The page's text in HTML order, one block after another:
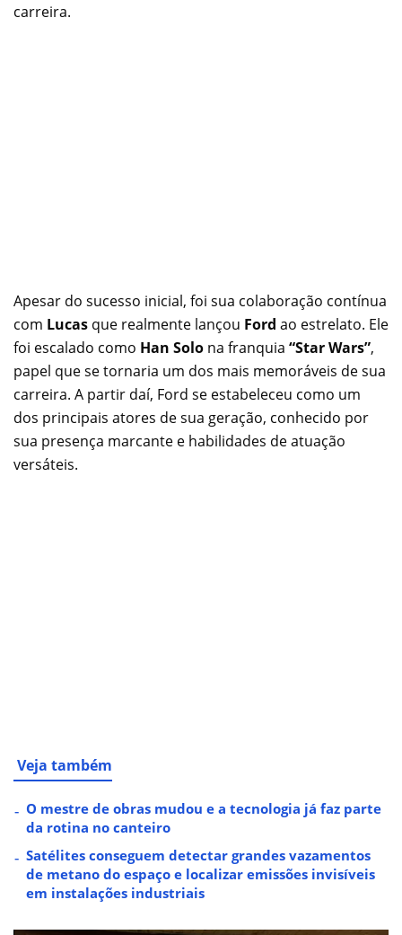
carreira.
Apesar do sucesso inicial, foi sua colaboração contínua
com Lucas que realmente lançou Ford ao estrelato. Ele
foi escalado como Han Solo na franquia “Star Wars”,
papel que se tornaria um dos mais memoráveis de sua
carreira. A partir daí, Ford se estabeleceu como um
dos principais atores de sua geração, conhecido por
sua presença marcante e habilidades de atuação
versáteis.
Veja também
O mestre de obras mudou e a tecnologia já faz parte
da rotina no canteiro
Satélites conseguem detectar grandes vazamentos
de metano do espaço e localizar emissões invisíveis
em instalações industriais